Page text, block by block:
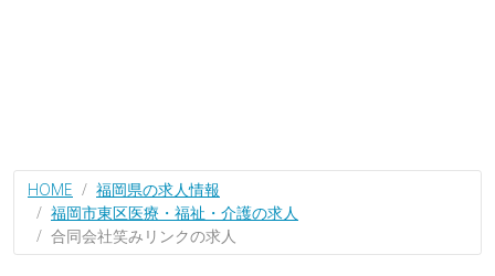
HOME
福岡県の求人情報
福岡市東区医療・福祉・介護の求人
合同会社笑みリンクの求人